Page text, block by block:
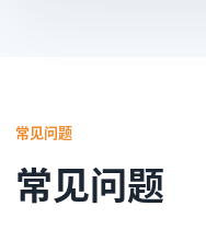
常见问题
常见问题